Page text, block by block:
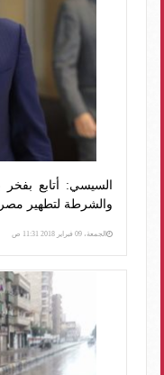
السيسي: أتابع
والشرطة لتطهير
الجمعة، 09 فبراير 2018 11:31 ص